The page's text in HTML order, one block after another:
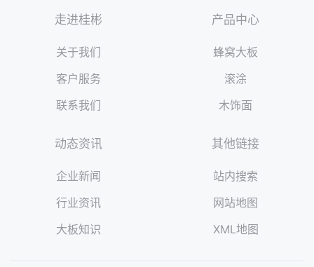
走进桂彬
关于我们
客户服务
联系我们
产品中心
蜂窝大板
滚涂
木饰面
动态资讯
企业新闻
行业资讯
大板知识
其他链接
站内搜索
网站地图
XML地图